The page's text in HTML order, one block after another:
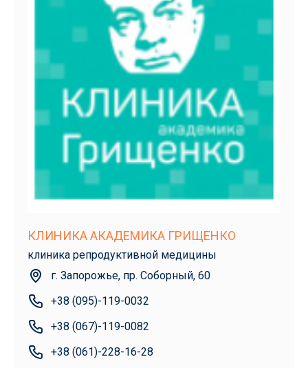
КЛИНИКА АКАДЕМИКА ГРИЩЕНКО
клиника репродуктивной медицины
г. Запорожье, пр. Соборный, 60
+38 (095)-119-0032
+38 (067)-119-0082
+38 (061)-228-16-28